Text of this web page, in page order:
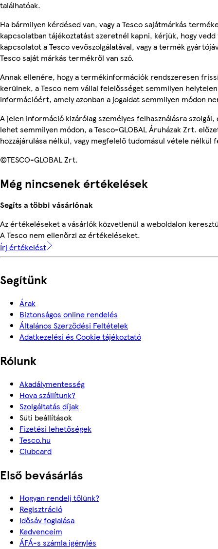
találhatóak.
Ha bármilyen kérdésed van, vagy a Tesco sajátmárkás
kapcsolatban tájékoztatást szeretnél kapni, kérjük, hogy vedd
kapcsolatot a Tesco vevőszolgálatával, vagy a termék
Tesco saját márkás termékről van szó.
Annak ellenére, hogy a termékinformációk rendszeresen
kerülnek, a Tesco nem vállal felelősséget semmilyen helytelen
információért, amely azonban a jogaidat semmilyen módon
A jelen információ kizárólag személyes felhasználásra szolgál,
lehet semmilyen módon, a Tesco-GLOBAL Áruházak Zrt.
hozzájárulása nélkül, vagy megfelelő tudomásul vétele nélkül
©TESCO-GLOBAL Zrt.
Még nincsenek értékelések
Segíts a többi vásárlónak
Az értékeléseket a vásárlók közvetlenül a weboldalon
A Tesco nem ellenőrzi az értékeléseket.
Írj értékelést
Segítünk
Árak
Biztonságos online rendelés
Általános Szerződési Feltételek
Adatkezelési és Cookie tájékoztató
Rólunk
Akadálymentesség
Hova szállítunk?
Szolgáltatás díjak
Süti beállítások
Fizetési lehetőségek
Tesco.hu
Clubcard
Első bevásárlás
Hogyan rendelj tőlünk?
Regisztráció
Idősáv foglalása
Kedvenceim
ÁFÁ-s számla igénylés